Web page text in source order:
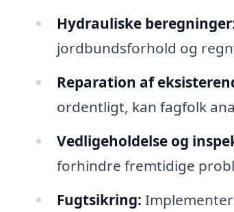
Hydrauliske
jordbundsforhold og
Reparation af
ordentligt, kan fagfolk
Vedligeholdelse og
forhindre fremtidige
Fugtsikring: